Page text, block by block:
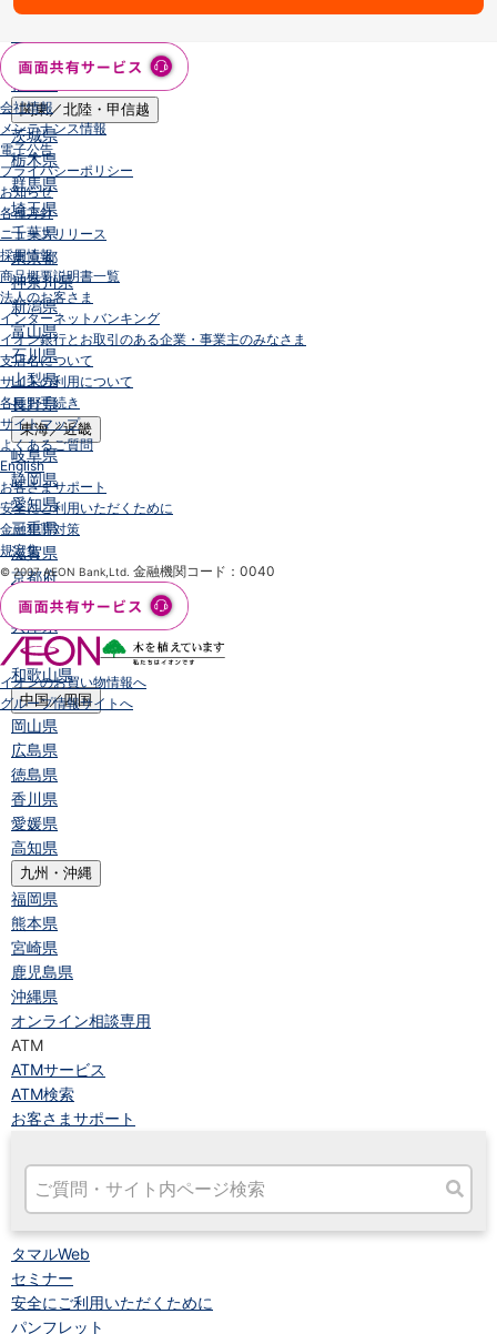
宮城県
山形県
福島県
関東／北陸・甲信越
茨城県
栃木県
群馬県
埼玉県
千葉県
東京都
神奈川県
新潟県
富山県
石川県
山梨県
長野県
東海／近畿
岐阜県
静岡県
愛知県
三重県
滋賀県
京都府
大阪府
兵庫県
奈良県
和歌山県
中国／四国
岡山県
広島県
徳島県
香川県
愛媛県
高知県
九州・沖縄
福岡県
熊本県
宮崎県
鹿児島県
沖縄県
オンライン相談専用
ATM
ATMサービス
ATM検索
お客さまサポート
タマルWeb
セミナー
安全にご利用いただくために
パンフレット
会社情報
メンテナンス情報
電子公告
プライバシーポリシー
お知らせ
各種方針
ニュースリリース
採用情報
商品概要説明書一覧
法人のお客さま
インターネットバンキング
イオン銀行とお取引のある企業・事業主のみなさま
支店名について
サイトの利用について
各種お手続き
サイトマップ
よくあるご質問
English
お客さまサポート
安全にご利用いただくために
金融犯罪対策
規定集
© 2007 AEON Bank,Ltd. 金融機関コード：0040
イオンのお買い物情報へ
グループ情報サイトへ